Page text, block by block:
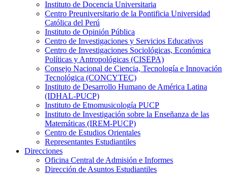
Instituto de Docencia Universitaria
Centro Preuniversitario de la Pontificia Universidad
Católica del Perú
Instituto de Opinión Pública
Centro de Investigaciones y Servicios Educativos
Centro de Investigaciones Sociológicas, Económica
Políticas y Antropológicas (CISEPA)
Consejo Nacional de Ciencia, Tecnología e Innovación
Tecnológica (CONCYTEC)
Instituto de Desarrollo Humano de América Latina
(IDHAL-PUCP)
Instituto de Etnomusicología PUCP
Instituto de Investigación sobre la Enseñanza de las
Matemáticas (IREM-PUCP)
Centro de Estudios Orientales
Representantes Estudiantiles
Direcciones
Oficina Central de Admisión e Informes
Dirección de Asuntos Estudiantiles